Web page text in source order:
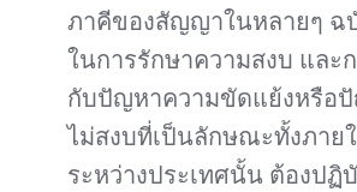
ภาคีของสัญญาในหลายๆ ฉ
ในการรักษาความสงบ และ
กับปัญหาความขัดแย้งหรือ
ไม่สงบที่เป็นลักษณะทั้งภาย
ระหว่างประเทศนั้น ต้องปฏิ